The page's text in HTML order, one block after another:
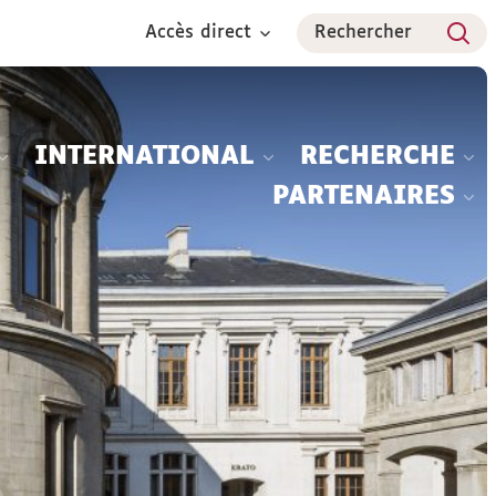
Accès direct Rechercher
INTERNATIONAL
RECHERCHE
PARTENAIRES